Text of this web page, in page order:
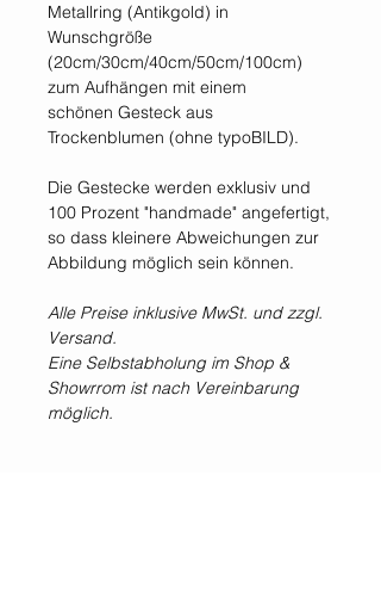
Metallring (Antikgold) in
Wunschgröße
(20cm/30cm/40cm/50cm/100cm)
zum Aufhängen mit einem
schönen Gesteck aus
Trockenblumen (ohne typoBILD).
Die Gestecke werden exklusiv und
100 Prozent "handmade" angefertigt,
so dass kleinere Abweichungen zur
Abbildung möglich sein können.
Alle Preise inklusive MwSt. und zzgl.
Versand.
Eine Selbstabholung im Shop &
Showrrom ist nach Vereinbarung
möglich.